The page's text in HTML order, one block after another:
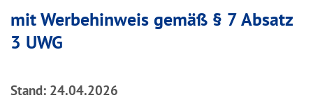
mit Werbehinweis gemäß § 7 Absatz
3 UWG
Stand: 24.04.2026